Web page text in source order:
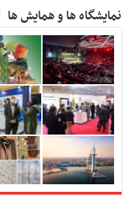
نمایشگاه ها و همایش ها